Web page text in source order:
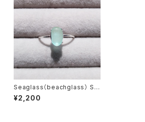
Seaglass（beachglass） Sil
¥2,200